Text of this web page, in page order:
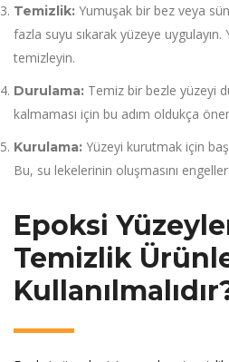
Temizlik: Yumuşak bir bez veya
fazla suyu sıkarak yüzeye
temizleyin.
Durulama: Temiz bir bezle yüzeyi
kalmaması için bu adım oldukça
Kurulama: Yüzeyi kurutmak için
Bu, su lekelerinin oluşmasını engeller.
Epoksi
Temizlik